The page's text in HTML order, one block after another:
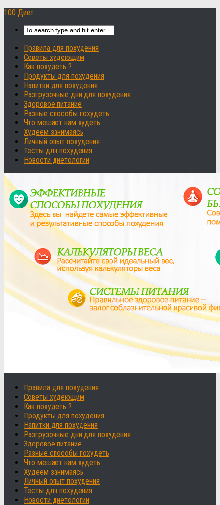
100 Диет
Правила для похудения
Советы худеющим
Как похудеть ?
Продукты для похудения
Напитки для похудения
Разгрузочные дни для похудения
Здоровое питание
Разные способы похудеть
Что мешает нам худеть
Худеем занимаясь
Личный опыт похудения
Тесты для похудения
Новости диетологии
Правила для похудения
Советы худеющим
Как похудеть ?
Продукты для похудения
Напитки для похудения
Разгрузочные дни для похудения
Здоровое питание
Разные способы похудеть
Что мешает нам худеть
Худеем занимаясь
Личный опыт похудения
Тесты для похудения
Новости диетологии